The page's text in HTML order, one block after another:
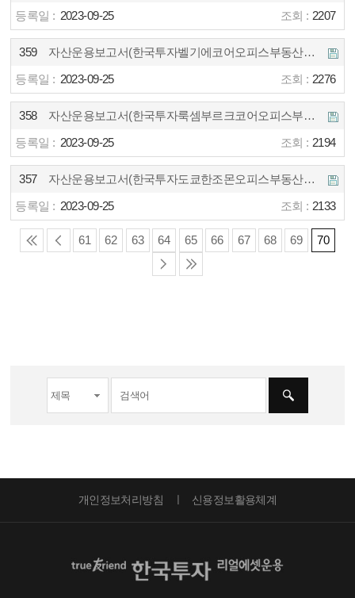
2023-09-25 2207
359 자산운용보고서(한국투자벨기에코어오피스부동산투자신탁2호(파생형))2023.06.14 ~ 2023.09.13
2023-09-25 2276
358 자산운용보고서(한국투자룩셈부르크코어오피스부동산투자신탁(파생형))2023.06.11 ~ 2023.09.10 이
2023-09-25 2194
357 자산운용보고서(한국투자도쿄한조몬오피스부동산투자신탁(파생형))2023.06.07 ~ 2023.09.06
2023-09-25 2133
61 62 63 64 65 66 67 68 69 70
개인정보처리방침 신용정보활용체계